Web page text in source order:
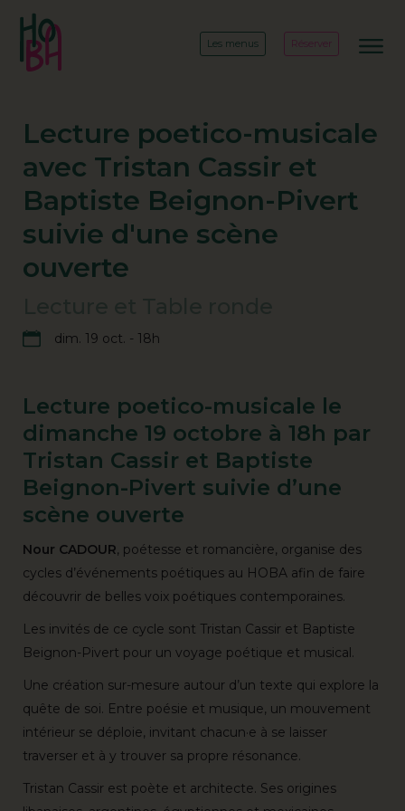
Les menus Réserver
Lecture poetico-musicale
avec Tristan Cassir et
Baptiste Beignon-Pivert
suivie d'une scène
ouverte
dim. 19 oct. - 18h
Lecture poetico-musicale le
dimanche 19 octobre à 18h par
Tristan Cassir et Baptiste
Beignon-Pivert suivie d’une
scène ouverte
Nour CADOUR, poétesse et romancière, organise des
cycles d’événements poétiques au HOBA afin de faire
découvrir de belles voix poétiques contemporaines.
Les invités de ce cycle sont Tristan Cassir et Baptiste
Beignon-Pivert pour un voyage poétique et musical.
Une création sur-mesure autour d’un texte qui explore la
quête de soi. Entre poésie et musique, un mouvement
intérieur se déploie, invitant chacun·e à se laisser
traverser et à y trouver sa propre résonance.
Tristan Cassir est poète et architecte. Ses origines